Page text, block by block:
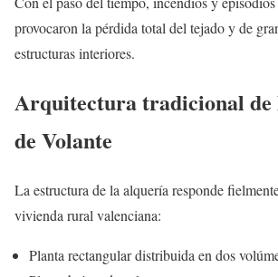
provocaron la pérdida total del tejado y de
estructuras interiores.
Arquitectura tradicional
de Volante
La estructura de la alquería responde
vivienda rural valenciana:
Planta rectangular distribuida en dos